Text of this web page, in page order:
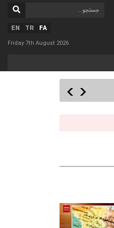
FA
TR
EN
Friday 7th August 2026